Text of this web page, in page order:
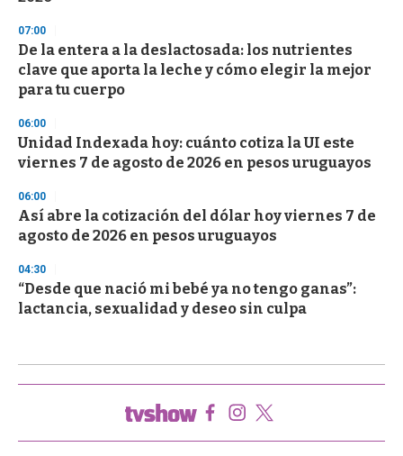
07:00
De la entera a la deslactosada: los nutrientes
clave que aporta la leche y cómo elegir la mejor
para tu cuerpo
06:00
Unidad Indexada hoy: cuánto cotiza la UI este
viernes 7 de agosto de 2026 en pesos uruguayos
06:00
Así abre la cotización del dólar hoy viernes 7 de
agosto de 2026 en pesos uruguayos
04:30
“Desde que nació mi bebé ya no tengo ganas”:
lactancia, sexualidad y deseo sin culpa